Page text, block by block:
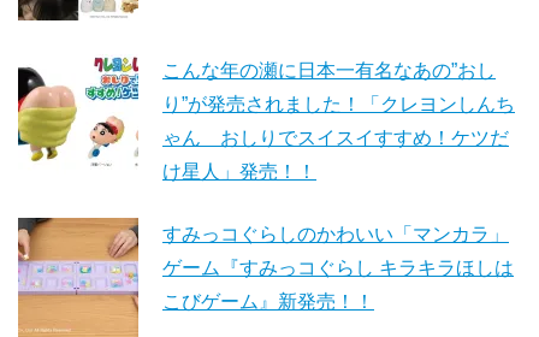
こんな年の瀬に日本一有名なあの”おし
り”が発売されました！「クレヨンしんち
ゃん おしりでスイスイすすめ！ケツだ
け星人」発売！！
すみっコぐらしのかわいい「マンカラ」
ゲーム『すみっコぐらし キラキラほしは
こびゲーム』新発売！！